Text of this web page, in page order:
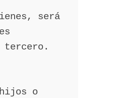
será
tercero.
o